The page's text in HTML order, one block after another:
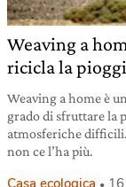
Weaving a
ricicla la
Weaving a home è
grado di sfruttare la
atmosferiche difficili.
non ce l’ha più.